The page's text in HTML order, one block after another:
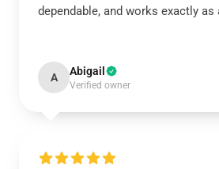
dependable, and works exactly as
A Abigail
Verified owner